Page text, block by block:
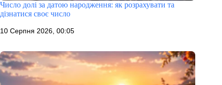
Число долі за датою народження: як розрахувати та
дізнатися своє число
10 Серпня 2026, 00:05